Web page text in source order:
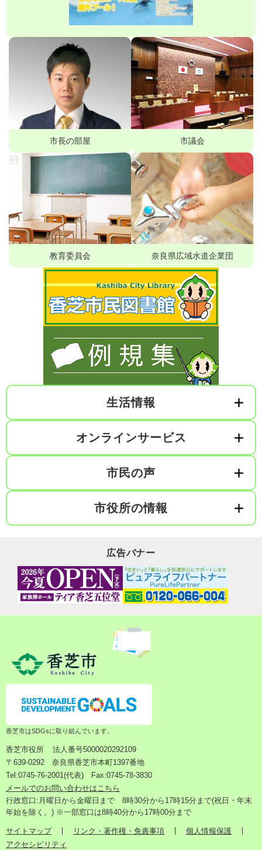
市長の部屋 市議会
教育委員会 奈良県広域水道企業団
生活情報
オンラインサービス
市民の声
市役所の情報
広告バナー
香芝市はSDGsに取り組んでいます。
香芝市役所
法人番号5000020292109
〒639-0292 奈良県香芝市本町1397番地
Tel:0745-76-2001(代表) Fax:0745-78-3830
メールでのお問い合わせはこちら
行政窓口:月曜日から金曜日まで 8時30分から17時15分まで(祝日・年末
年始を除く。) ※一部窓口は8時40分から17時00分まで
サイトマップ リンク・著作権・免責事項
個人情報保護
アクセシビリティ